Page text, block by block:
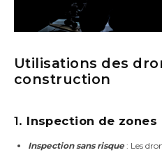
Utilisations des
construction
1. Inspection de
Inspection sans risque : Les